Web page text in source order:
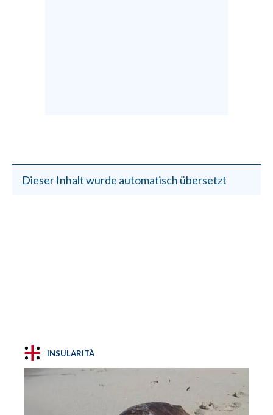
Dieser Inhalt wurde automatisch übersetzt
INSULARITÀ